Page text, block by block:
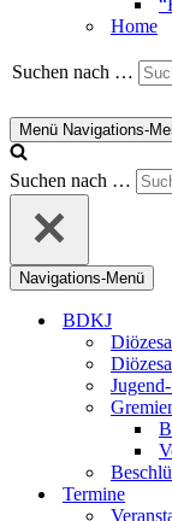
Home
Suchen nach …
Menü Navigations-
Suchen nach …
Navigations-Menü
BDKJ
Termine